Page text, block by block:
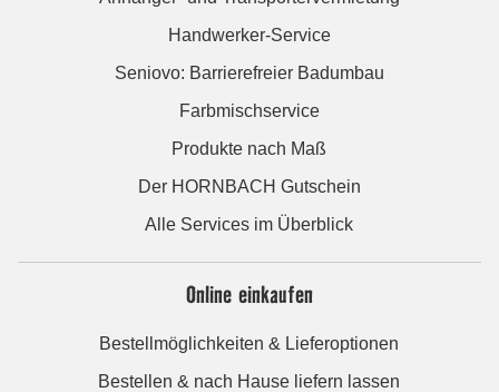
Handwerker-Service
Seniovo: Barrierefreier Badumbau
Farbmischservice
Produkte nach Maß
Der HORNBACH Gutschein
Alle Services im Überblick
Online einkaufen
Bestellmöglichkeiten & Lieferoptionen
Bestellen & nach Hause liefern lassen